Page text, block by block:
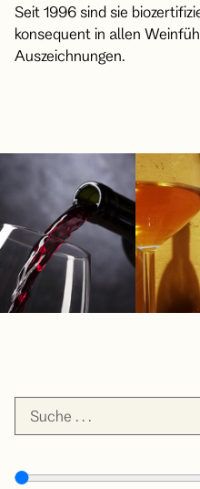
Seit 1996 sind sie
konsequent in allen
Auszeichnungen.